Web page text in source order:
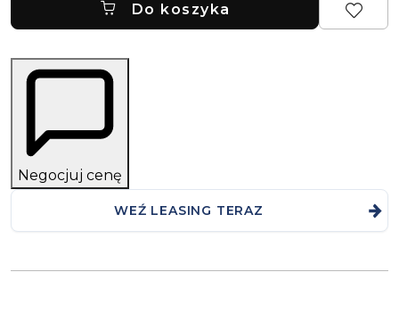
Do koszyka
Negocjuj cenę
WEŹ LEASING TERAZ